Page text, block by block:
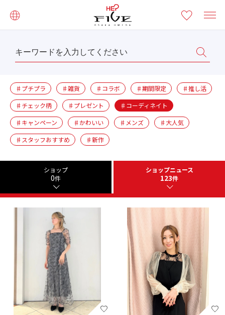
♯プチプラ ♯雑貨 ♯コラボ ♯期間限定
♯推し活
♯チェック柄
♯プレゼント
♯コーディネイト
♯キャンペーン
♯かわいい ♯メンズ
♯大人気
♯スタッフおすすめ
♯新作
ショップ
0件
ショップニュース
123件